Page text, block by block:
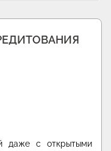
даже с открытыми